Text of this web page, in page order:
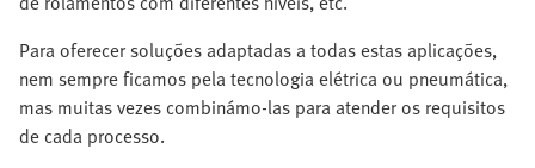
Para oferecer soluções adaptadas a todas estas aplicações,
nem sempre ficamos pela tecnologia elétrica ou pneumática,
mas muitas vezes combinámo-las para atender os requisitos
de cada processo.